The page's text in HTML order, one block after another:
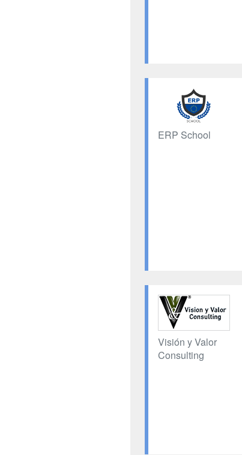
ERP School
Visión y Valor
Consulting